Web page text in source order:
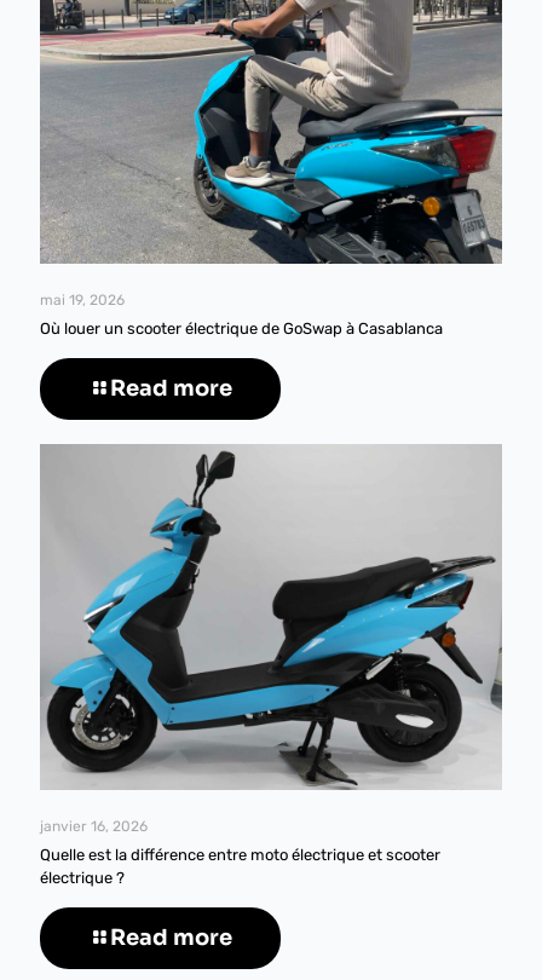
mai 19, 2026
Où louer un scooter électrique de GoSwap à Casablanca
Read more
janvier 16, 2026
Quelle est la différence entre moto électrique et scooter
électrique ?
Read more